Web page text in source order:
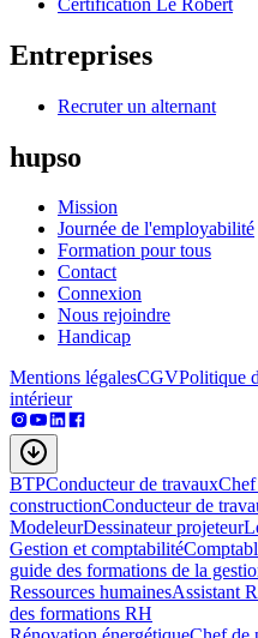
Entreprises
Recruter un alternant
hupso
Mission
Journée de l'employabilité
Formation pour tous
Contact
Connexion
Nous rejoindre
Handicap
Mentions légalesCGVPolitique
intérieur
BTPConducteur de travaux
constructionConducteur de
ModeleurDessinateur projeteur
Gestion et comptabilité
guide des formations de la
Ressources humainesAssistant
des formations RH